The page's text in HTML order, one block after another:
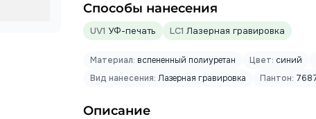
Способы нанесения
UV1 УФ-печать LC1 Лазерная гравировка
Материал: вспененный полиуретан Цвет: синий
Вид нанесения: Лазерная гравировка Пантон:
Описание